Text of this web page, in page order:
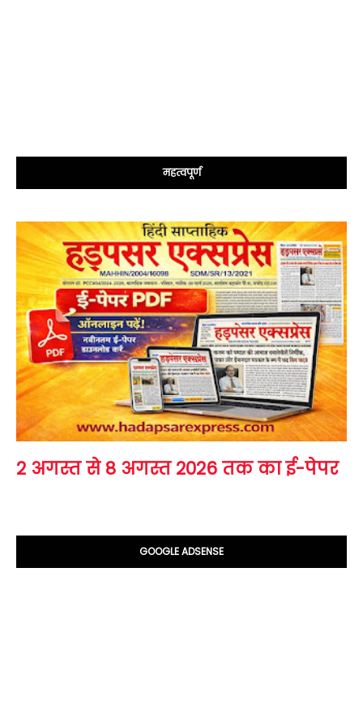
महत्वपूर्ण
2 अगस्त से 8 अगस्त 2026 तक का ई-पेपर
GOOGLE ADSENSE